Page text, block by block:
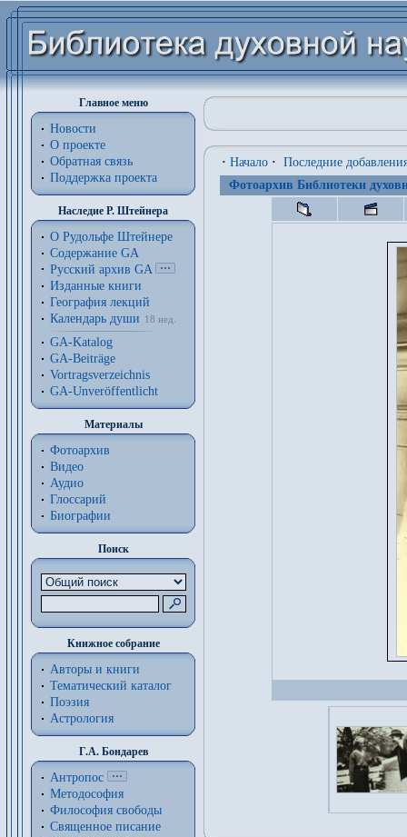
Главное меню
Новости
О проекте
Обратная связь
Поддержка проекта
Наследие Р. Штейнера
О Рудольфе Штейнере
Содержание GA
Русский архив GA
Изданные книги
География лекций
Календарь души
18 нед.
GA-Katalog
GA-Beiträge
Vortragsverzeichnis
GA-Unveröffentlicht
Материалы
Фотоархив
Видео
Аудио
Глоссарий
Биографии
Поиск
Книжное собрание
Авторы и книги
Тематический каталог
Поэзия
Астрология
Г.А. Бондарев
Антропос
Методософия
Философия cвободы
Священное писание
· Начало · Последние
Фотоархив Библиотеки